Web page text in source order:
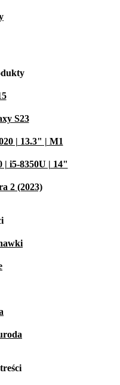
S23
| 13.3" | M1
| i5-8350U | 14"
2 (2023)